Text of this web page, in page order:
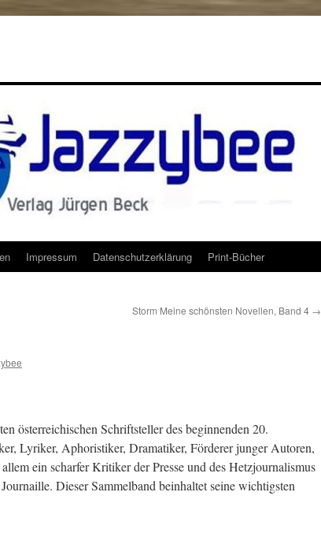
Impressum Datenschutzerklärung Print-Bücher
Storm Meine schönsten Novellen, Band 4 →
österreichischen Schriftsteller des beginnenden 20.
Lyriker, Aphoristiker, Dramatiker, Förderer junger Autoren,
ein scharfer Kritiker der Presse und des Hetzjournalismus
Dieser Sammelband beinhaltet seine wichtigsten